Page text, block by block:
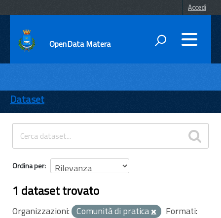
Accedi
OpenData Matera
ENTI
TEMI
INFORMAZIONI
Dataset
Ordina per
1 dataset trovato
Organizzazioni: Comunità di pratica
Formati: